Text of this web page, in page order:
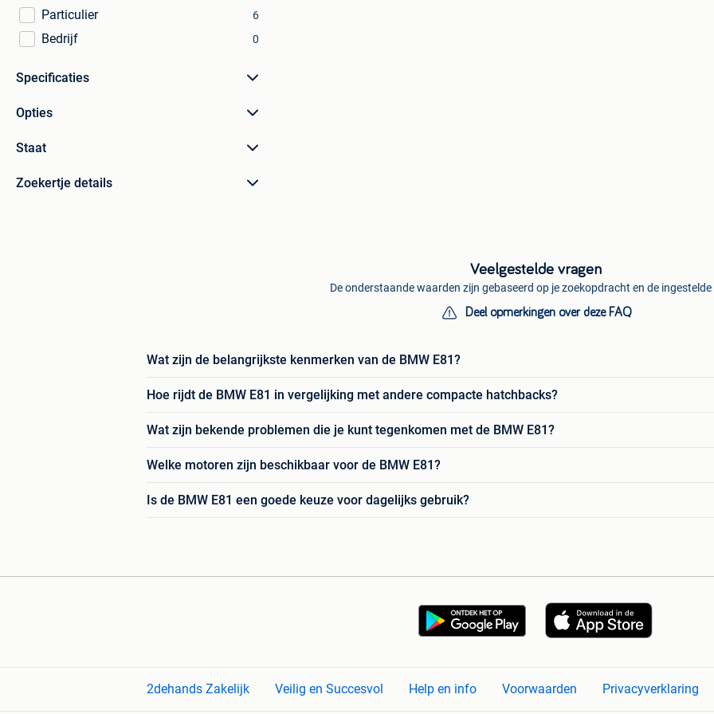
Particulier
6
Bedrijf 0
Specificaties
Opties
Staat
Zoekertje details
Veelgestelde vragen
De onderstaande waarden zijn gebaseerd op je zoekopdracht en de
Deel opmerkingen over deze FAQ
Wat zijn de belangrijkste kenmerken van de BMW E81?
Hoe rijdt de BMW E81 in vergelijking met andere compacte hatchbacks?
Wat zijn bekende problemen die je kunt tegenkomen met de BMW E81?
Welke motoren zijn beschikbaar voor de BMW E81?
Is de BMW E81 een goede keuze voor dagelijks gebruik?
2dehands Zakelijk Veilig en Succesvol Help en info Voorwaarden Privacyverklaring